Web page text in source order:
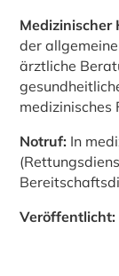
Medizinischer
der
ärztliche
medizinisches
Notruf: In
Veröffentlicht: